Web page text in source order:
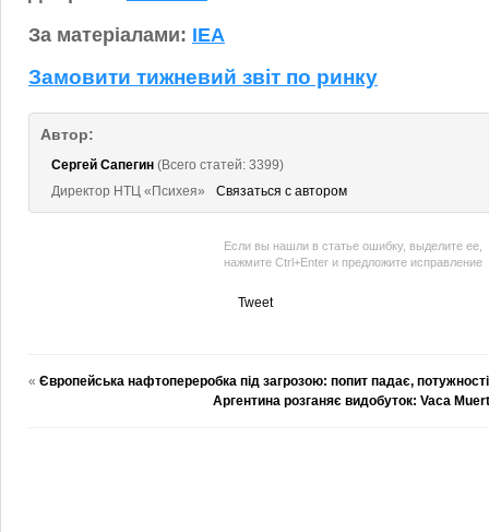
За матеріалами: IEA
Замовити тижневий звіт по ринку
Автор:
Сергей Сапегин (Всего статей: 3399)
Директор НТЦ «Психея»
Связаться с автором
Если вы нашли в статье ошибку, выделите ее,
нажмите Ctrl+Enter и предложите исправление
Tweet
« Європейська нафтопереробка під загрозою: попит падає,
Аргентина розганяє видобуток: Vaca